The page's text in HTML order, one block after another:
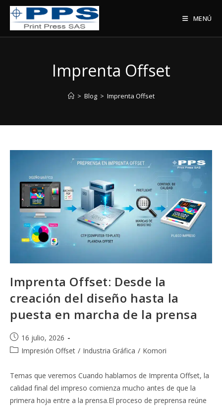
Saltar
contenido
MENÚ
Imprenta Offset
> Blog > Imprenta Offset
Imprenta Offset: Desde la
creación del diseño hasta la
puesta en marcha de la prensa
Publicación
de
16 julio, 2026
Categoría
la
entrada:
Impresión Offset / Industria Gráfica / Komori
Temas que veremos Cuando hablamos de Imprenta Offset, la
calidad final del impreso comienza mucho antes de que la
primera hoja entre a la prensa.El proceso de preprensa reúne